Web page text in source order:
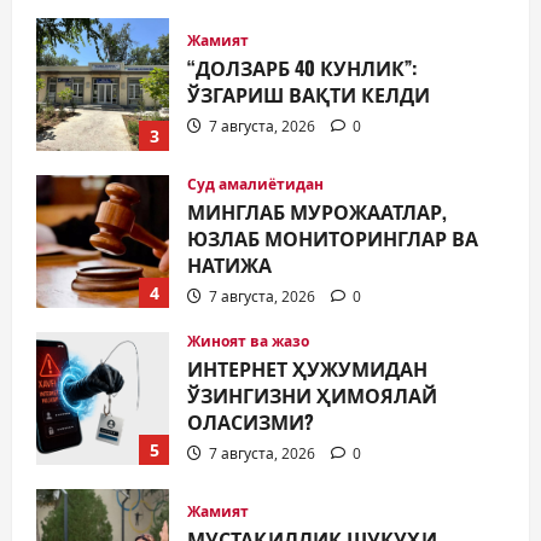
3
Жамият
“ДОЛЗАРБ 40 КУНЛИК”:
ЎЗГАРИШ ВАҚТИ КЕЛДИ
7 августа, 2026 0
4
Суд амалиётидан
МИНГЛАБ МУРОЖААТЛАР,
ЮЗЛАБ МОНИТОРИНГЛАР ВА
НАТИЖА
7 августа, 2026 0
5
Жиноят ва жазо
ИНТЕРНЕТ ҲУЖУМИДАН
ЎЗИНГИЗНИ ҲИМОЯЛАЙ
ОЛАСИЗМИ?
7 августа, 2026 0
Жамият